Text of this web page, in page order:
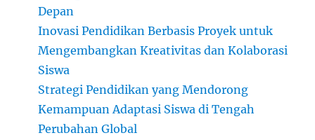
Depan
Inovasi Pendidikan Berbasis Proyek untuk
Mengembangkan Kreativitas dan Kolaborasi
Siswa
Strategi Pendidikan yang Mendorong
Kemampuan Adaptasi Siswa di Tengah
Perubahan Global